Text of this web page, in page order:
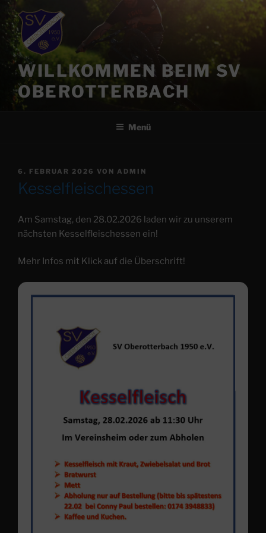
Zum
Inhalt
springen
WILLKOMMEN BEIM SV
OBEROTTERBACH
Menü
VERÖFFENTLICHT
AM
6. FEBRUAR 2026 VON ADMIN
Kesselfleischessen
Am Samstag, den 28.02.2026 laden wir zu unserem
nächsten Kesselfleischessen ein!
Mehr Infos mit Klick auf die Überschrift!